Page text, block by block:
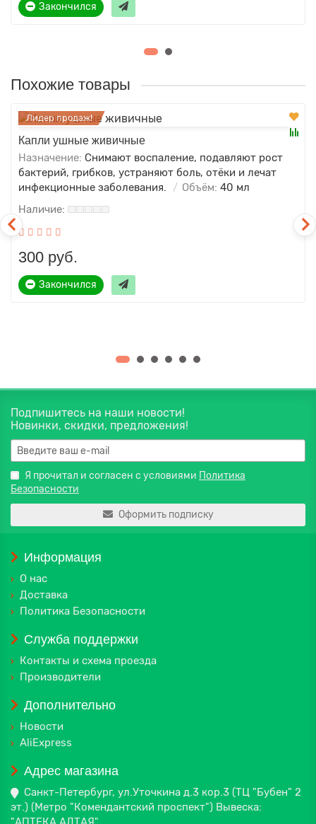
Закончился
Похожие товары
Лидер продаж!
Капли ушные живичные
Назначение: Снимают воспаление, подавляют рост
бактерий, грибков, устраняют боль, отёки и лечат
инфекционные заболевания.
Объём: 40 мл
300 руб.
Закончился
Подпишитесь на наши новости!
Новинки, скидки, предложения!
Я прочитал и согласен с условиями Политика
Безопасности
Оформить подписку
Информация
О нас
Доставка
Политика Безопасности
Служба поддержки
Контакты и схема проезда
Производители
Дополнительно
Новости
AliExpress
Адрес магазина
Санкт-Петербург, ул.Уточкина д.3 кор.3 (ТЦ "Бубен" 2
эт.) (Метро "Комендантский проспект") Вывеска: